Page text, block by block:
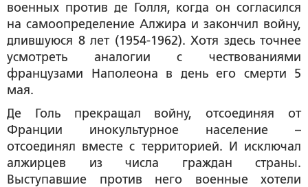
военных против де Голля, когда он согласился
на самоопределение Алжира и закончил войну,
длившуюся 8 лет (1954-1962). Хотя здесь точнее
усмотреть аналогии с чествованиями
французами Наполеона в день его смерти 5
мая.
Де Голь прекращал войну, отсоединяя от
Франции инокультурное население –
отсоединял вместе с территорией. И исключал
алжирцев из числа граждан страны.
Выступавшие против него военные хотели